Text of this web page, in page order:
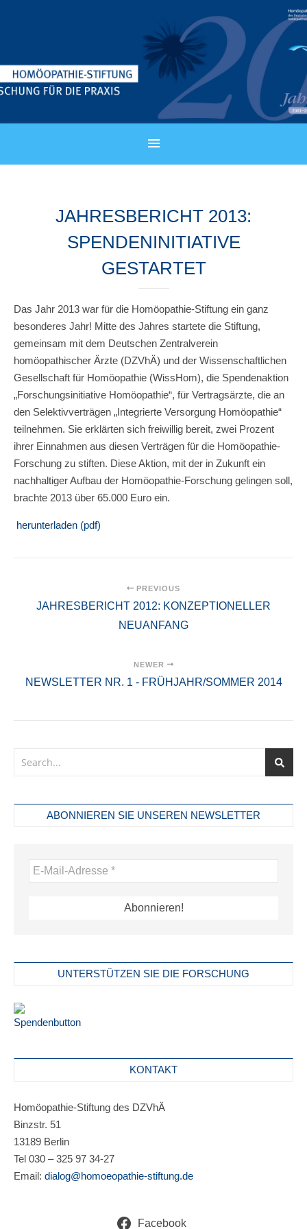
JAHRESBERICHT 2013:
SPENDENINITIATIVE
GESTARTET
Das Jahr 2013 war für die Homöopathie-Stiftung ein ganz
besonderes Jahr! Mitte des Jahres startete die Stiftung,
gemeinsam mit dem Deutschen Zentralverein
homöopathischer Ärzte (DZVhÄ) und der Wissenschaftlichen
Gesellschaft für Homöopathie (WissHom), die Spendenaktion
„Forschungsinitiative Homöopathie“, für Vertragsärzte, die an
den Selektivverträgen „Integrierte Versorgung Homöopathie“
teilnehmen. Sie erklärten sich freiwillig bereit, zwei Prozent
ihrer Einnahmen aus diesen Verträgen für die Homöopathie-
Forschung zu stiften. Diese Aktion, mit der in Zukunft ein
nachhaltiger Aufbau der Homöopathie-Forschung gelingen soll,
brachte 2013 über 65.000 Euro ein.
herunterladen (pdf)
PREVIOUS
JAHRESBERICHT 2012: KONZEPTIONELLER
NEUANFANG
NEWER
NEWSLETTER NR. 1 - FRÜHJAHR/SOMMER 2014
ABONNIEREN SIE UNSEREN NEWSLETTER
UNTERSTÜTZEN SIE DIE FORSCHUNG
KONTAKT
Homöopathie-Stiftung des DZVhÄ
Binzstr. 51
13189 Berlin
Tel 030 – 325 97 34-27
Email: dialog@homoeopathie-stiftung.de
Facebook